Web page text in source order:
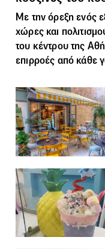
Με την όρεξη ενός
χώρες και
του κέντρου της
επιρροές από κάθε